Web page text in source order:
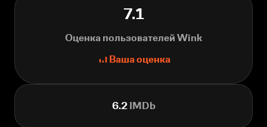
7.1
Оценка пользователей Wink
Ваша оценка
6.2IMDb